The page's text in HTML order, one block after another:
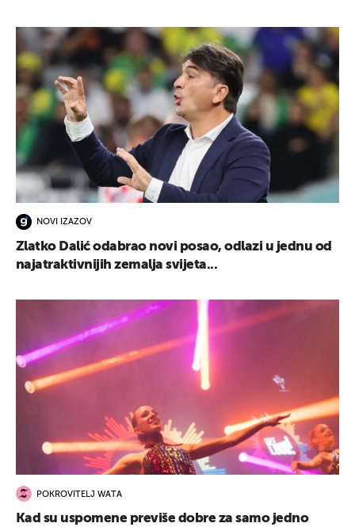
NOVI IZAZOV
Zlatko Dalić odabrao novi posao, odlazi u jednu od
najatraktivnijih zemalja svijeta...
POKROVITELJ WATA
Kad su uspomene previše dobre za samo jedno